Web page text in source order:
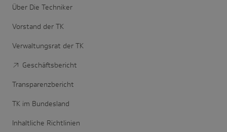
Über Die Techniker
Vorstand der TK
Verwaltungsrat der TK
Geschäftsbericht
Transparenzbericht
TK im Bundesland
Inhaltliche Richtlinien